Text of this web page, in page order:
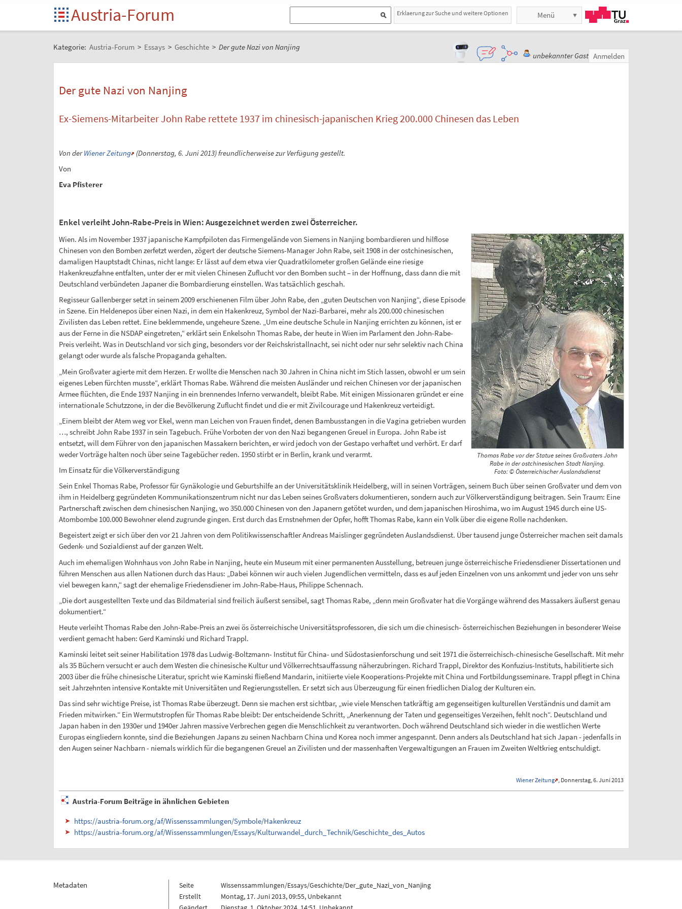
Austria-Forum Erklaerung zur Suche und weitere Optionen Menü
Kategorie: Austria-Forum > Essays > Geschichte > Der gute Nazi von Nanjing
unbekannter Gast Anmelden
Der gute Nazi von Nanjing
Ex-Siemens-Mitarbeiter John Rabe rettete 1937 im chinesisch-japanischen Krieg 200.000 Chinesen das Leben
Von derWiener Zeitung
(Donnerstag, 6. Juni 2013) freundlicherweise zur Verfügung gestellt.
Von
Eva Pfisterer
Enkel verleiht John-Rabe-Preis in Wien: Ausgezeichnet werden zwei Österreicher.
Thomas Rabe vor der Statue seines Großvaters John
Rabe in der ostchinesischen Stadt Nanjing.
Foto: © Österreichischer Auslandsdienst
Wien. Als im November 1937 japanische Kampfpiloten das Firmengelände von Siemens in Nanjing bombardieren und hilflose
Chinesen von den Bomben zerfetzt werden, zögert der deutsche Siemens-Manager John Rabe, seit 1908 in der ostchinesischen,
damaligen Hauptstadt Chinas, nicht lange: Er lässt auf dem etwa vier Quadratkilometer großen Gelände eine riesige
Hakenkreuzfahne entfalten, unter der er mit vielen Chinesen Zuflucht vor den Bomben sucht – in der Hoffnung, dass dann die mit
Deutschland verbündeten Japaner die Bombardierung einstellen. Was tatsächlich geschah.
Regisseur Gallenberger setzt in seinem 2009 erschienenen Film über John Rabe, den „guten Deutschen von Nanjing“, diese Episode
in Szene. Ein Heldenepos über einen Nazi, in dem ein Hakenkreuz, Symbol der Nazi-Barbarei, mehr als 200.000 chinesischen
Zivilisten das Leben rettet. Eine beklemmende, ungeheure Szene. „Um eine deutsche Schule in Nanjing errichten zu können, ist er
aus der Ferne in die NSDAP eingetreten,“ erklärt sein Enkelsohn Thomas Rabe, der heute in Wien im Parlament den John-Rabe-
Preis verleiht. Was in Deutschland vor sich ging, besonders vor der Reichskristallnacht, sei nicht oder nur sehr selektiv nach China
gelangt oder wurde als falsche Propaganda gehalten.
„Mein Großvater agierte mit dem Herzen. Er wollte die Menschen nach 30 Jahren in China nicht im Stich lassen, obwohl er um sein
eigenes Leben fürchten musste“, erklärt Thomas Rabe. Während die meisten Ausländer und reichen Chinesen vor der japanischen
Armee flüchten, die Ende 1937 Nanjing in ein brennendes Inferno verwandelt, bleibt Rabe. Mit einigen Missionaren gründet er eine
internationale Schutzzone, in der die Bevölkerung Zuflucht findet und die er mit Zivilcourage und Hakenkreuz verteidigt.
„Einem bleibt der Atem weg vor Ekel, wenn man Leichen von Frauen findet, denen Bambusstangen in die Vagina getrieben wurden
…, schreibt John Rabe 1937 in sein Tagebuch. Frühe Vorboten der von den Nazi begangenen Greuel in Europa. John Rabe ist
entsetzt, will dem Führer von den japanischen Massakern berichten, er wird jedoch von der Gestapo verhaftet und verhört. Er darf
weder Vorträge halten noch über seine Tagebücher reden. 1950 stirbt er in Berlin, krank und verarmt.
Im Einsatz für die Völkerverständigung
Sein Enkel Thomas Rabe, Professor für Gynäkologie und Geburtshilfe an der Universitätsklinik Heidelberg, will in seinen Vorträgen, seinem Buch über seinen Großvater und dem von
ihm in Heidelberg gegründeten Kommunikationszentrum nicht nur das Leben seines Großvaters dokumentieren, sondern auch zur Völkerverständigung beitragen. Sein Traum: Eine
Partnerschaft zwischen dem chinesischen Nanjing, wo 350.000 Chinesen von den Japanern getötet wurden, und dem japanischen Hiroshima, wo im August 1945 durch eine US-
Atombombe 100.000 Bewohner elend zugrunde gingen. Erst durch das Ernstnehmen der Opfer, hofft Thomas Rabe, kann ein Volk über die eigene Rolle nachdenken.
Begeistert zeigt er sich über den vor 21 Jahren von dem Politikwissenschaftler Andreas Maislinger gegründeten Auslandsdienst. Über tausend junge Österreicher machen seit damals
Gedenk- und Sozialdienst auf der ganzen Welt.
Auch im ehemaligen Wohnhaus von John Rabe in Nanjing, heute ein Museum mit einer permanenten Ausstellung, betreuen junge österreichische Friedensdiener Dissertationen und
führen Menschen aus allen Nationen durch das Haus: „Dabei können wir auch vielen Jugendlichen vermitteln, dass es auf jeden Einzelnen von uns ankommt und jeder von uns sehr
viel bewegen kann,“ sagt der ehemalige Friedensdiener im John-Rabe-Haus, Philippe Schennach.
„Die dort ausgestellten Texte und das Bildmaterial sind freilich äußerst sensibel, sagt Thomas Rabe, „denn mein Großvater hat die Vorgänge während des Massakers äußerst genau
dokumentiert.“
Heute verleiht Thomas Rabe den John-Rabe-Preis an zwei ös österreichische Universitätsprofessoren, die sich um die chinesisch- österreichischen Beziehungen in besonderer Weise
verdient gemacht haben: Gerd Kaminski und Richard Trappl.
Kaminski leitet seit seiner Habilitation 1978 das Ludwig-Boltzmann- Institut für China- und Südostasienforschung und seit 1971 die österreichisch-chinesische Gesellschaft. Mit mehr
als 35 Büchern versucht er auch dem Westen die chinesische Kultur und Völkerrechtsauffassung näherzubringen. Richard Trappl, Direktor des Konfuzius-Instituts, habilitierte sich
2003 über die frühe chinesische Literatur, spricht wie Kaminski fließend Mandarin, initiierte viele Kooperations-Projekte mit China und Fortbildungsseminare. Trappl pflegt in China
seit Jahrzehnten intensive Kontakte mit Universitäten und Regierungsstellen. Er setzt sich aus Überzeugung für einen friedlichen Dialog der Kulturen ein.
Das sind sehr wichtige Preise, ist Thomas Rabe überzeugt. Denn sie machen erst sichtbar, „wie viele Menschen tatkräftig am gegenseitigen kulturellen Verständnis und damit am
Frieden mitwirken.“ Ein Wermutstropfen für Thomas Rabe bleibt: Der entscheidende Schritt, „Anerkennung der Taten und gegenseitiges Verzeihen, fehlt noch“. Deutschland und
Japan haben in den 1930er und 1940er Jahren massive Verbrechen gegen die Menschlichkeit zu verantworten. Doch während Deutschland sich wieder in die westlichen Werte
Europas eingliedern konnte, sind die Beziehungen Japans zu seinen Nachbarn China und Korea noch immer angespannt. Denn anders als Deutschland hat sich Japan - jedenfalls in
den Augen seiner Nachbarn - niemals wirklich für die begangenen Greuel an Zivilisten und der massenhaften Vergewaltigungen an Frauen im Zweiten Weltkrieg entschuldigt.
Wiener Zeitung , Donnerstag, 6. Juni 2013
Austria-Forum Beiträge in ähnlichen Gebieten
https://austria-forum.org/af/Wissenssammlungen/Symbole/Hakenkreuz
https://austria-forum.org/af/Wissenssammlungen/Essays/Kulturwandel_durch_Technik/Geschichte_des_Autos
Metadaten Seite
Wissenssammlungen/Essays/Geschichte/Der_gute_Nazi_von_Nanjing
Erstellt
Montag, 17. Juni 2013, 09:55, Unbekannt